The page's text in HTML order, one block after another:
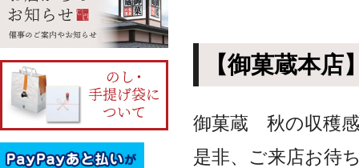
【御菓蔵本
御菓蔵 秋の収穫
是非、ご来店お待